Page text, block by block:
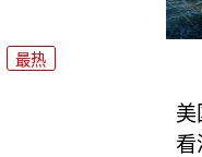
最热
美
看